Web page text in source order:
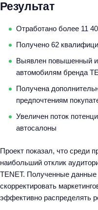
Результат
Отработано более 11
Получено 62
Выявлен повышенный
автомобилям бренда
Получена
предпочтениям
Увеличен поток
автосалоны
Проект показал, что среди
наибольший отклик
TENET. Полученные данные
скорректировать
эффективно распределять